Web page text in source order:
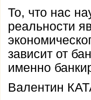
То, что нас
реальности
зависит от
именно
Валентин